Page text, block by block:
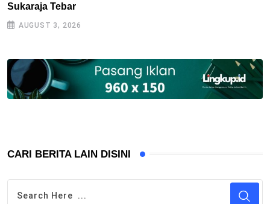
Sukaraja Tebar
AUGUST 3, 2026
CARI BERITA LAIN DISINI